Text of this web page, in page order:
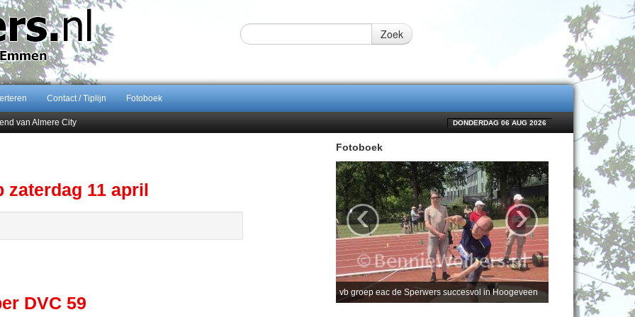
Zoek
Contact / Tiplijn Fotoboek
van Almere City
2026 terug naar Zuidlaren
DONDERDAG 06 AUG 2026
11 april
DVC 59
Fotoboek
vb groep eac de Sperwers succesvol in Hoogeveen
‹ ›